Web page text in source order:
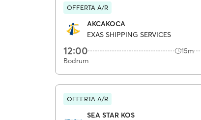
OFFERTA A/R
AKCAKOCA
EXAS SHIPPING SERVICES
12:00 15m
Bodrum
OFFERTA A/R
SEA STAR KOS